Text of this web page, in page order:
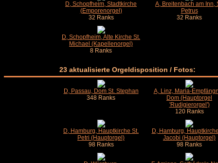
D, Schopfheim, Stadtkirche
(Emporenorgel)
32 Ranks
A, Breitenbach am Inn,
Petrus
32 Ranks
D, Schopfheim, Alte Kirche St.
Michael (Kapellenorgel)
8 Ranks
23 aktualisierte Orgeldisposition / Fotos:
D, Passau, Dom St. Stephan
348 Ranks
A, Linz, Maria-
Dom (Hauptorgel
'Rudigierorgel')
120 Ranks
D, Hamburg, Hauptkirche St.
Petri (Hauptorgel)
98 Ranks
D, Hamburg,
Jacobi (Hauptorgel)
98 Ranks